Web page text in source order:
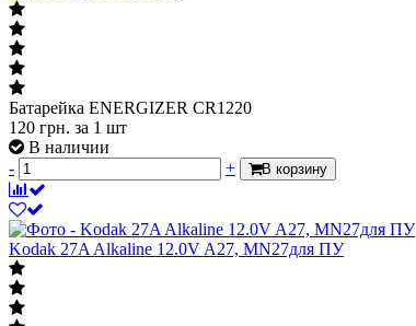
Батарейка ENERGIZER CR1220
120 грн. за 1 шт
В наличии
-
+ В корзину
Kodak 27A Alkaline 12.0V A27, MN27для ПУ